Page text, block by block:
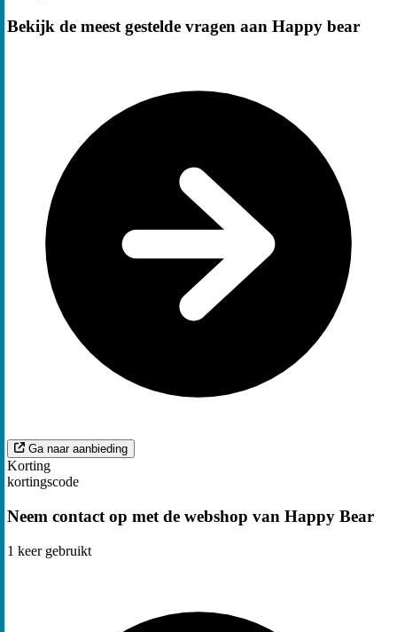
Bekijk de meest gestelde vragen aan Happy bear
Ga naar aanbieding
Korting
kortingscode
Neem contact op met de webshop van Happy Bear
1 keer gebruikt